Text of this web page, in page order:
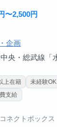
トを経験できる
て活躍できる
〜2,500円
企画
・総武線「水道橋駅」西
上在籍 未経験OK
支給
ネクトボックス